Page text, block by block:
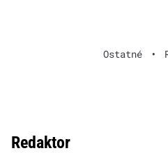
Ostatné •
Redaktor